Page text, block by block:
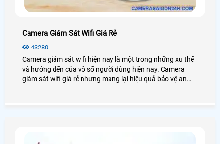
Camera Giám Sát Wifi Giá Rẻ
43280
Camera giám sát wifi hiện nay là một trong những xu thế
và hướng đến của vô số người dùng hiện nay. Camera
giám sát wifi giá rẻ nhưng mang lại hiệu quả bảo vệ an